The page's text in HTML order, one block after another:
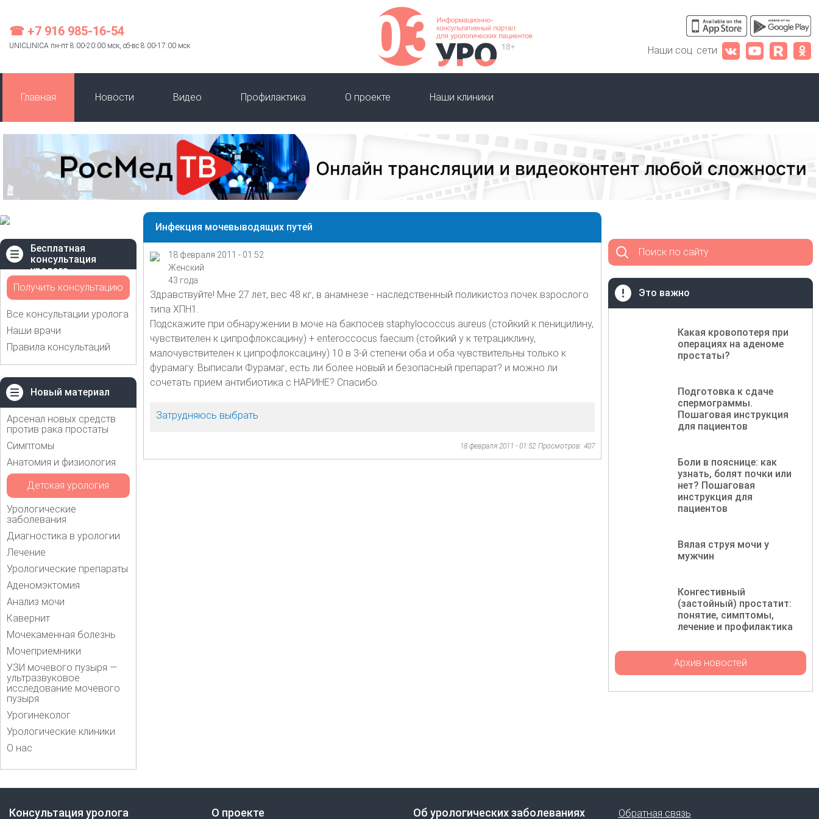
☎ +7 916 985-16-54
UNICLINICA пн-пт 8:00-20:00 мск, сб-вс 8:00-17:00 мск Наши соц. сети
Главная Новости Видео Профилактика О проекте Наши клиники
Бесплатная
консультация
уролога
Получить консультацию
Все консультации уролога
Наши врачи
Правила консультаций
Новый материал
Арсенал новых средств
против рака простаты
Симптомы
Анатомия и физиология
Детская урология
Урологические
заболевания
Диагностика в урологии
Лечение
Урологические препараты
Аденомэктомия
Анализ мочи
Кавернит
Мочекаменная болезнь
Мочеприемники
УЗИ мочевого пузыря —
ультразвуковое
исследование мочевого
пузыря
Урогинеколог
Урологические клиники
О нас
Инфекция мочевыводящих путей
18 февраля 2011 - 01:52
Женский
43 года
Здравствуйте! Мне 27 лет, вес 48 кг, в анамнезе - наследственный поликистоз почек взрослого
типа ХПН1.
Подскажите при обнаружении в моче на бакпосев staphylococcus aureus (стойкий к пеницилину,
чувствителен к ципрофлоксацину) + enteroccocus faecium (стойкий у к тетрациклину,
малочувствителен к ципрофлоксацину) 10 в 3-й степени оба и оба чувствительны только к
фурамагу. Выписали Фурамаг, есть ли более новый и безопасный препарат? и можно ли
сочетать прием антибиотика с НАРИНЕ? Спасибо.
Затрудняюсь выбрать
18 февраля 2011 - 01:52 Просмотров: 407
Поиск по сайту
Это важно
Какая кровопотеря при
операциях на аденоме
простаты?
Подготовка к сдаче
спермограммы.
Пошаговая инструкция
для пациентов
Боли в пояснице: как
узнать, болят почки или
нет? Пошаговая
инструкция для
пациентов
Вялая струя мочи у
мужчин
Конгестивный
(застойный) простатит:
понятие, симптомы,
лечение и профилактика
Архив новостей
Консультация уролога О проекте Об урологических заболеваниях Обратная связь